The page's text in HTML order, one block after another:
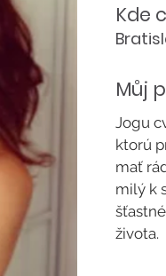
Kde
Můj
Jogu
ktorú
mať
milý k
života.